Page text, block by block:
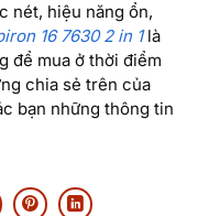
nét, hiệu năng ổn,
16 7630 2 in 1 là
để mua ở thời điểm
chia sẻ trên của
bạn những thông tin